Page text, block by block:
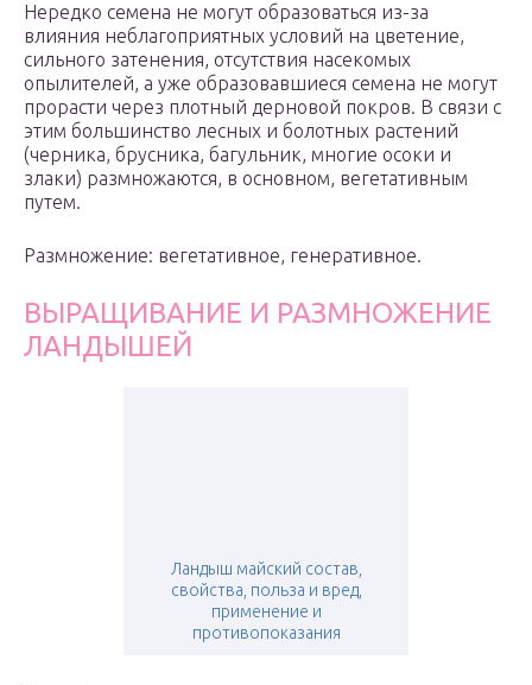
Нередко семена не могут образоваться из-за
влияния неблагоприятных условий на цветение,
сильного затенения, отсутствия насекомых
опылителей, а уже образовавшиеся семена не могут
прорасти через плотный дерновой покров. В связи с
этим большинство лесных и болотных растений
(черника, брусника, багульник, многие осоки и
злаки) размножаются, в основном, вегетативным
путем.
Размножение: вегетативное, генеративное.
ВЫРАЩИВАНИЕ И РАЗМНОЖЕНИЕ
ЛАНДЫШЕЙ
Ландыш майский состав,
свойства, польза и вред,
применение и
противопоказания